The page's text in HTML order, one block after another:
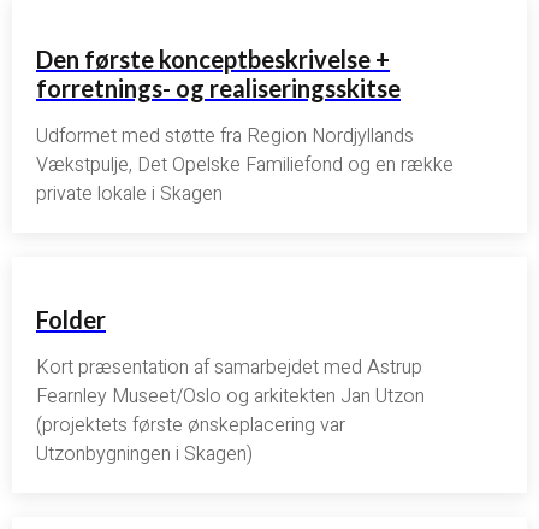
Den første konceptbeskrivelse +
forretnings- og realiseringsskitse
Udformet med støtte fra Region Nordjyllands
Vækstpulje, Det Opelske Familiefond og en række
private lokale i Skagen
Folder
Kort præsentation af samarbejdet med Astrup
Fearnley Museet/Oslo og arkitekten Jan Utzon
(projektets første ønskeplacering var
Utzonbygningen i Skagen)